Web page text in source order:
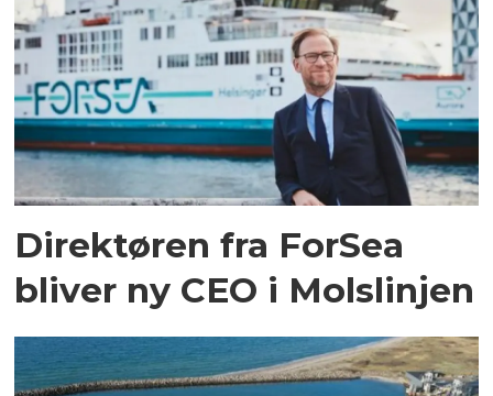
Direktøren fra ForSea
bliver ny CEO i Molslinjen